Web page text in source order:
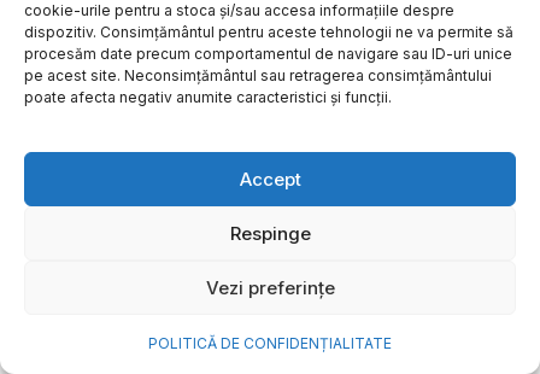
cookie-urile pentru a stoca și/sau accesa informațiile despre
dispozitiv. Consimțământul pentru aceste tehnologii ne va permite să
procesăm date precum comportamentul de navigare sau ID-uri unice
pe acest site. Neconsimțământul sau retragerea consimțământului
poate afecta negativ anumite caracteristici și funcții.
Accept
Respinge
Vezi preferințe
POLITICĂ DE CONFIDENȚIALITATE
Cum transformi cele mai
o bijuterie Pandora pe care o
porți zi de zi
Vara este, pentru mulți dintre noi, anotimpul în care
se întâmplă cele mai importante lucruri. Plecăm în
Cristiana Todiresei